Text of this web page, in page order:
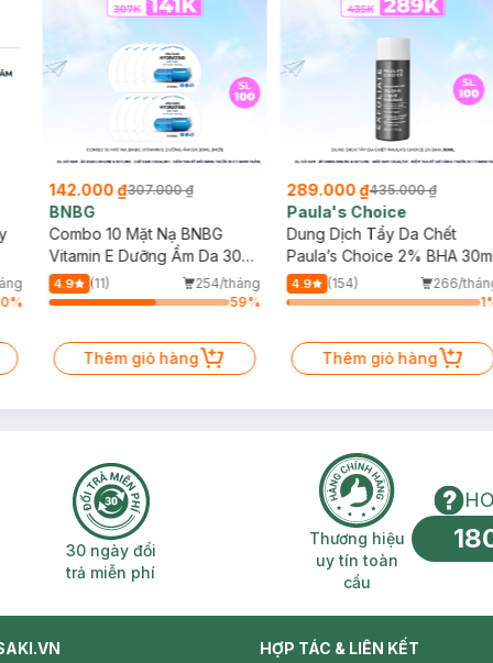
%
142.000 ₫307.000 ₫
BNBG
Combo 10 Mặt Nạ BNBG
Vitamin E Dưỡng Ẩm Da 30ml
(Mới)
4.9 (11)
254/tháng
59%
Thêm giỏ hàng
289.000 ₫435.000 ₫
Paula's Choice
Dung Dịch Tẩy Da Chết
Paula’s Choice 2% BHA
4.9 (154)
266/
1
Thêm giỏ hàng
30 ngày đổi trả miễn phí
30 ngày đổi
trả miễn phí
Thương hiệu uy
Thương hiệu
uy tín toàn
cầu
HỢP TÁC & LIÊN KẾT